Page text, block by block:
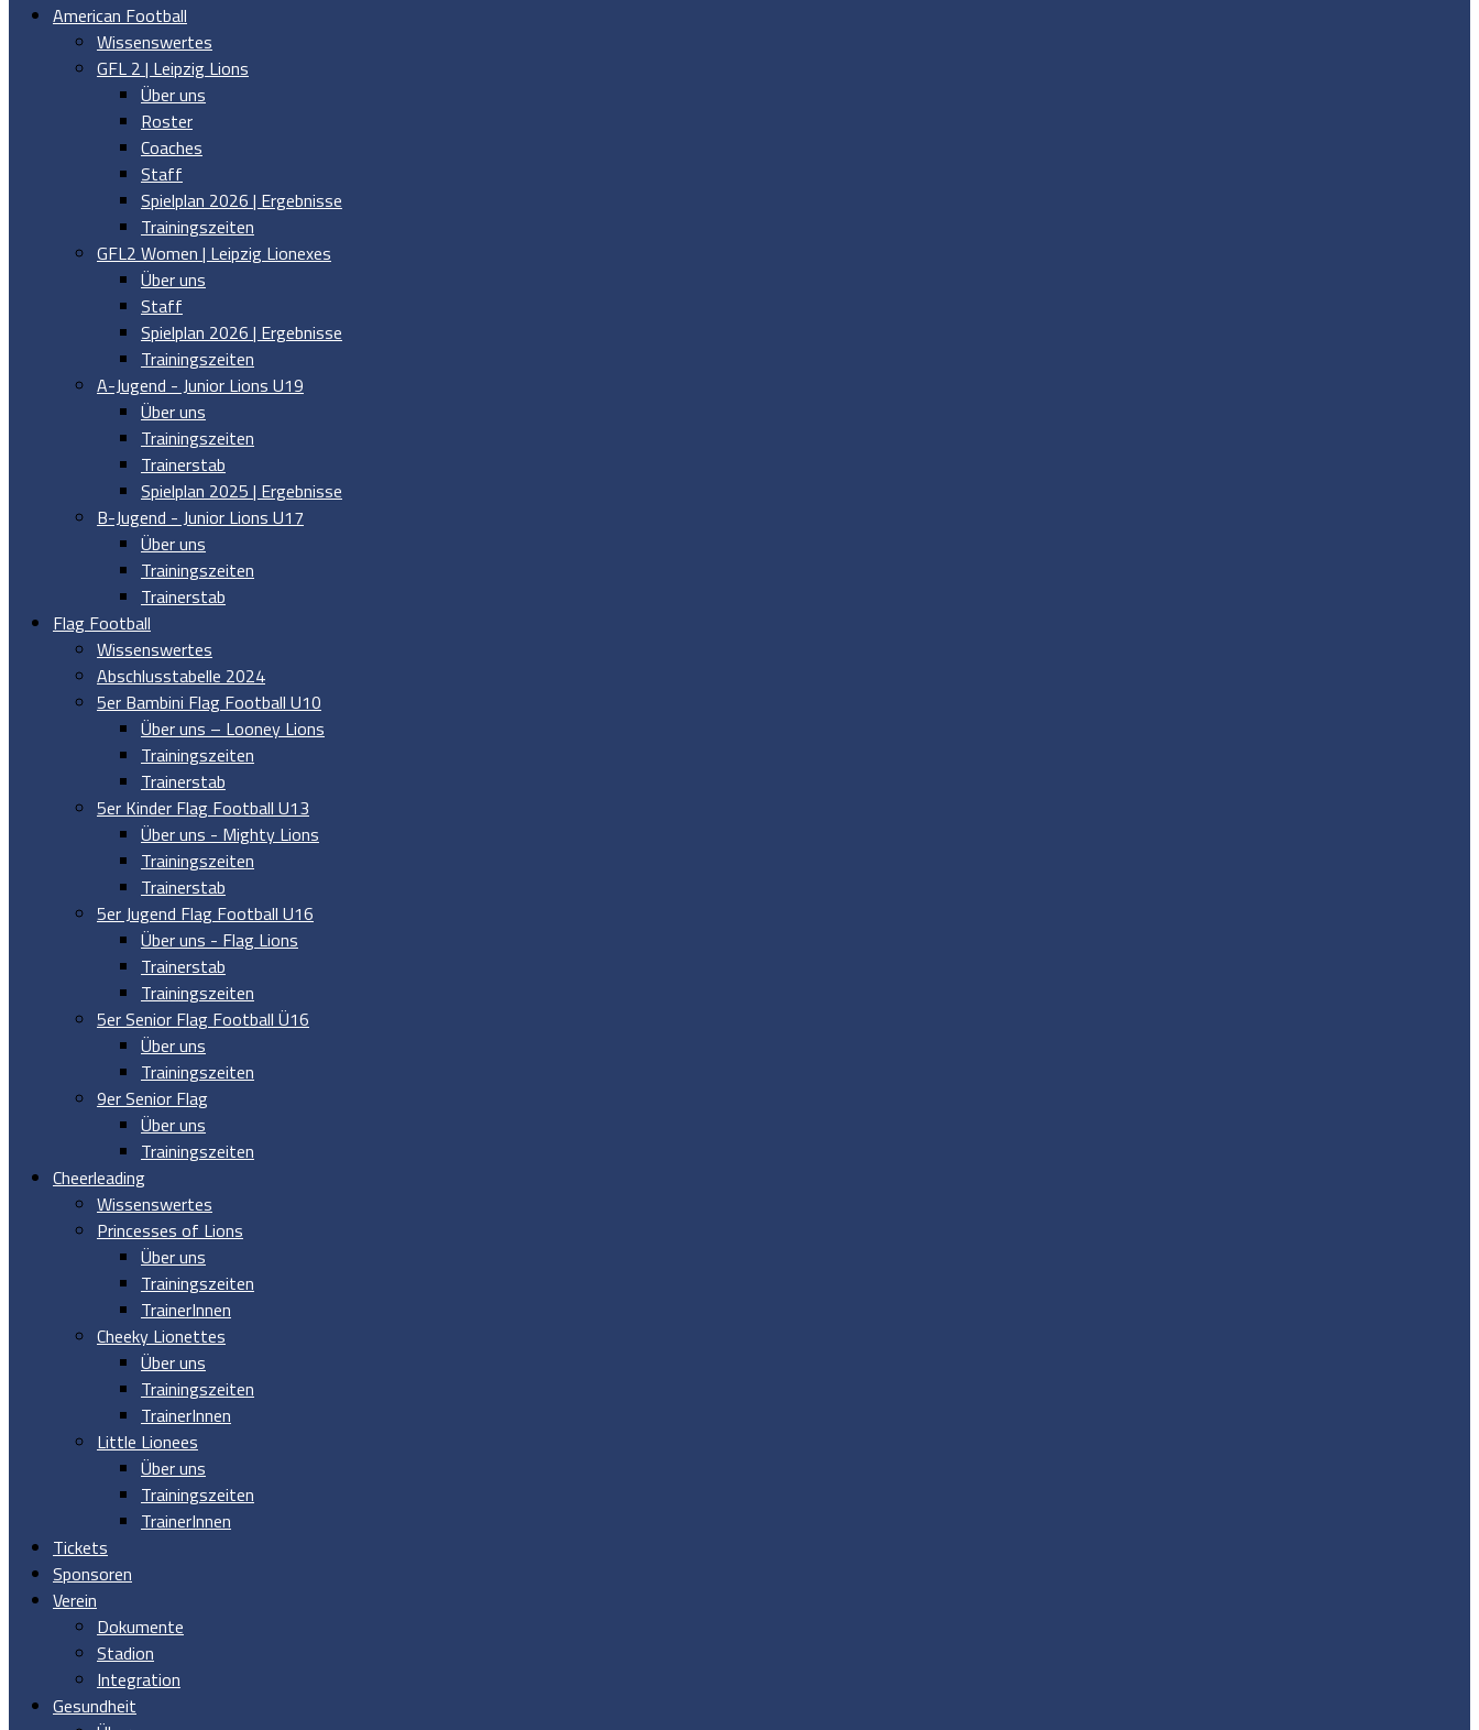
American Football
Wissenswertes
GFL 2 | Leipzig Lions
Über uns
Roster
Coaches
Staff
Spielplan 2026 | Ergebnisse
Trainingszeiten
GFL2 Women | Leipzig Lionexes
Über uns
Staff
Spielplan 2026 | Ergebnisse
Trainingszeiten
A-Jugend - Junior Lions U19
Über uns
Trainingszeiten
Trainerstab
Spielplan 2025 | Ergebnisse
B-Jugend - Junior Lions U17
Über uns
Trainingszeiten
Trainerstab
Flag Football
Wissenswertes
Abschlusstabelle 2024
5er Bambini Flag Football U10
Über uns – Looney Lions
Trainingszeiten
Trainerstab
5er Kinder Flag Football U13
Über uns - Mighty Lions
Trainingszeiten
Trainerstab
5er Jugend Flag Football U16
Über uns - Flag Lions
Trainerstab
Trainingszeiten
5er Senior Flag Football Ü16
Über uns
Trainingszeiten
9er Senior Flag
Über uns
Trainingszeiten
Cheerleading
Wissenswertes
Princesses of Lions
Über uns
Trainingszeiten
TrainerInnen
Cheeky Lionettes
Über uns
Trainingszeiten
TrainerInnen
Little Lionees
Über uns
Trainingszeiten
TrainerInnen
Tickets
Sponsoren
Verein
Dokumente
Stadion
Integration
Gesundheit